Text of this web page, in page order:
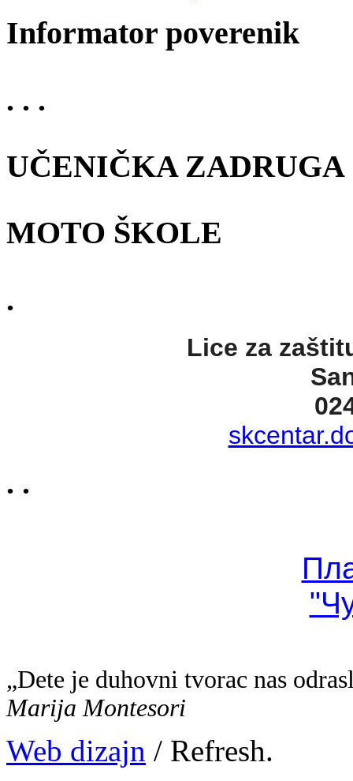
Informator poverenik
. . .
UČENIČKA ZADRUGA
MOTO ŠKOLE
.
Lice za
. .
„Dete je duhovni tvorac nas
Marija Montesori
Web dizajn / Refresh.